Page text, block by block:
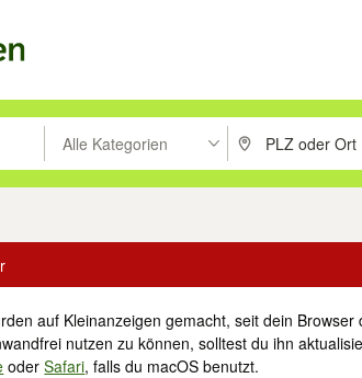
drücken um zu suchen, oder Vorschläge mit den
Alle Kategorien PLZ oder Ort
auf Kleinanzeigen gemacht, seit dein
nutzen zu können, solltest du ihn
oderSafari, falls du macOS benutzt.